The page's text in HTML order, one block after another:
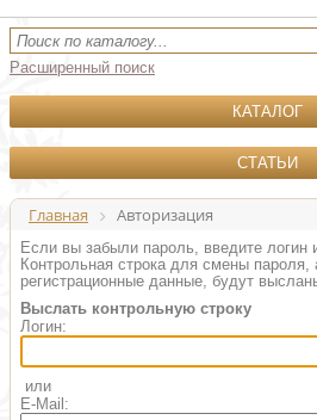
Расширенный поиск
КАТАЛОГ
СТАТЬИ
Главная Авторизация
Если вы забыли пароль, введите логин
Контрольная строка для смены пароля,
регистрационные данные, будут
Выслать контрольную строку
Логин:
или
E-Mail: